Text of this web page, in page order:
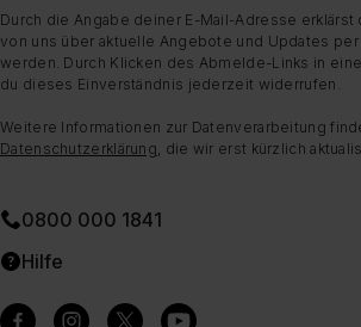
Durch die Angabe deiner E-Mail-Adresse erklärst
von uns über aktuelle Angebote und Updates
werden. Durch Klicken des Abmelde-Links in
du dieses Einverständnis jederzeit widerrufen.
Weitere Informationen zur Datenverarbeitung
Datenschutzerklärung , die wir erst kürzlich
0800 000 1841
Hilfe